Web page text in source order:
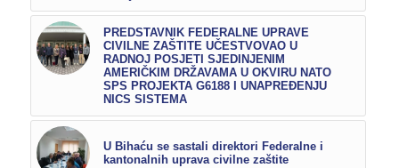
PREDSTAVNIK FEDERALNE UPRAVE
CIVILNE ZAŠTITE UČESTVOVAO U
RADNOJ POSJETI SJEDINJENIM
AMERIČKIM DRŽAVAMA U OKVIRU NATO
SPS PROJEKTA G6188 I UNAPREĐENJU
NICS SISTEMA
U Bihaću se sastali direktori Federalne i
kantonalnih uprava civilne zaštite